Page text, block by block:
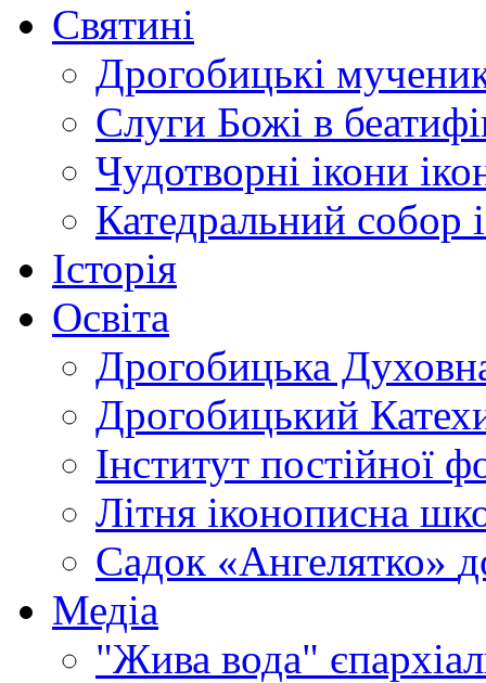
Святині
Дрогобицькі
Слуги Божі в
Чудотворні ікони
Катедральний собор
Історія
Освіта
Дрогобицька
Дрогобицький
Інститут постійної
Літня іконописна
Садок «Ангелятко»
Медіа
"Жива вода"